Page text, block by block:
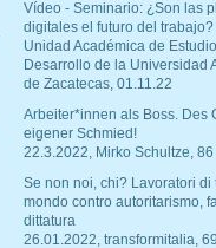
Vídeo - Seminario: ¿Son las
digitales el futuro del trabajo?
Unidad Académica de
Desarrollo de la Universidad
de Zacatecas, 01.11.22
Arbeiter*innen als Boss. Des
eigener Schmied!
22.3.2022, Mirko Schultze, 86
Se non noi, chi? Lavoratori di
mondo contro autoritarismo,
dittatura
26.01.2022, transformitalia,